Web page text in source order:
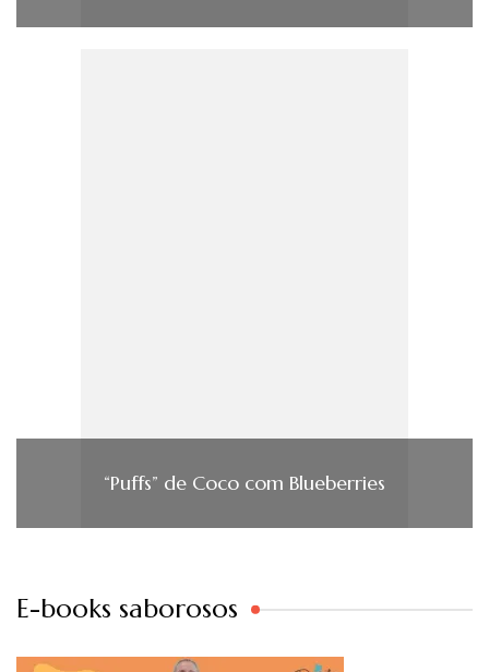
“Puffs” de Coco com Blueberries
E-books saborosos